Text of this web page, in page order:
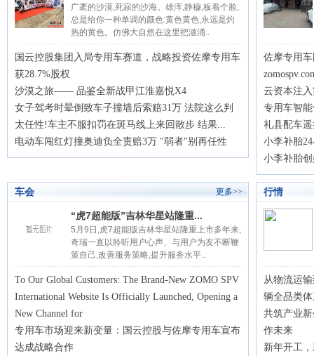
广袤的沙漠,死寂的沙海。雄浑,静穆,板着个脸,
总是给你一种单调的颜色:黄色黄色,永远是灼
热的黄色。仿佛大自然在这里把汹涌..
国云控股集团入局专用车赛道，战略投资佐摩专用车
获28.7%股权
沙漠之旅—— 品鉴全新战甲江淮嘉悦X4
女子驾考时晕倒致车子撞墙后索赔31万 法院这么判
太任性!车主不服扣罚在斑马线上来回散步 结果...
电动车闯红灯撞奥迪负全责赔3万 "弱者"别再任性
佐摩专用
云资本注
专用车智
礼县配车遥
小李补胎
小李补胎
车会 更多>>
“虎7超能版”吉林华星站隆重...
5月9日,虎7超能版吉林华星站隆重上市多年来,
奇瑞一直以聆听用户心声、与用户为友不断鞭
策自己,改善服务策略,提升服务水平..
To Our Global Customers: The Brand-New ZOMO SPV
International Website Is Officially Launched, Opening a
New Channel for
专用车市场迎来新变量：国云控股与佐摩专用车宣布
达成战略合作
行情
从物流运
辆全品类
共筑产业
作未来
新年开工